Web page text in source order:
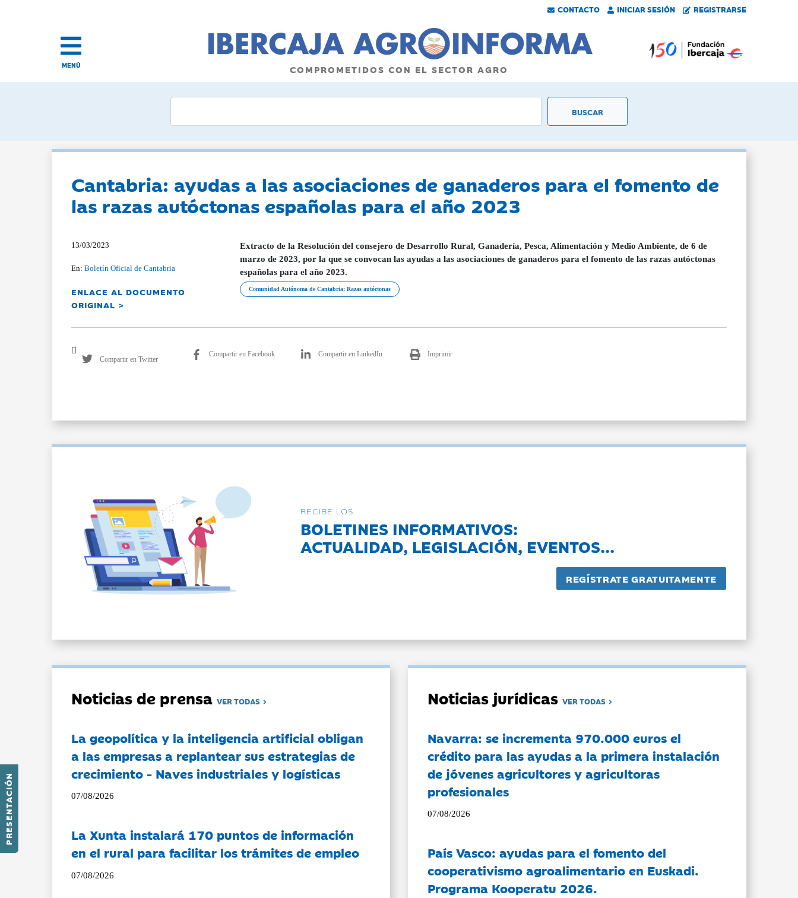
CONTACTO INICIAR SESIÓN REGISTRARSE
PRESENTACIÓN
MENÚ COMPROMETIDOS CON EL SECTOR AGRO
Cantabria: ayudas a las asociaciones de ganaderos para el fomento de
las razas autóctonas españolas para el año 2023
13/03/2023
En:Boletín Oficial de Cantabria
ENLACE AL DOCUMENTO
ORIGINAL >
Extracto de la Resolución del consejero de Desarrollo Rural, Ganadería, Pesca, Alimentación y Medio Ambiente, de 6 de
marzo de 2023, por la que se convocan las ayudas a las asociaciones de ganaderos para el fomento de las razas autóctonas
españolas para el año 2023.
Comunidad Autónoma de Cantabria; Razas autóctonas
Compartir en Twitter
Compartir en Facebook Compartir en LinkedIn Imprimir
RECIBE LOS
BOLETINES INFORMATIVOS:
ACTUALIDAD, LEGISLACIÓN, EVENTOS...
Noticias de prensaVER TODAS
La geopolítica y la inteligencia artificial obligan
a las empresas a replantear sus estrategias de
crecimiento - Naves industriales y logísticas
07/08/2026
La Xunta instalará 170 puntos de información
en el rural para facilitar los trámites de empleo
07/08/2026
Noticias jurídicasVER TODAS
Navarra: se incrementa 970.000 euros el
crédito para las ayudas a la primera instalación
de jóvenes agricultores y agricultoras
profesionales
07/08/2026
País Vasco: ayudas para el fomento del
cooperativismo agroalimentario en Euskadi.
Programa Kooperatu 2026.